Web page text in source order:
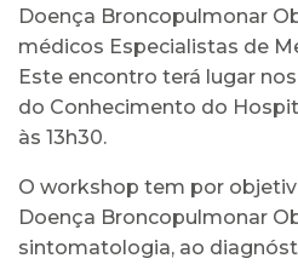
Doença Broncopulmonar
médicos Especialistas de
Este encontro terá lugar
do Conhecimento do
às 13h30.
O workshop tem por
Doença Broncopulmonar
sintomatologia, ao